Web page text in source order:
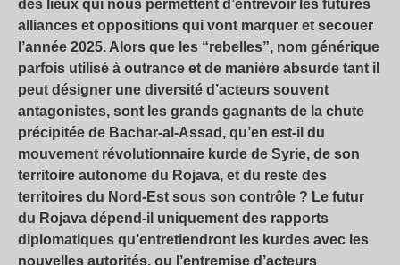
des lieux qui nous permettent d’entrevoir les futures
alliances et oppositions qui vont marquer et secouer
l’année 2025. Alors que les “rebelles”, nom générique
parfois utilisé à outrance et de manière absurde tant il
peut désigner une diversité d’acteurs souvent
antagonistes, sont les grands gagnants de la chute
précipitée de Bachar-al-Assad, qu’en est-il du
mouvement révolutionnaire kurde de Syrie, de son
territoire autonome du Rojava, et du reste des
territoires du Nord-Est sous son contrôle ? Le futur
du Rojava dépend-il uniquement des rapports
diplomatiques qu’entretiendront les kurdes avec les
nouvelles autorités, ou l’entremise d’acteurs